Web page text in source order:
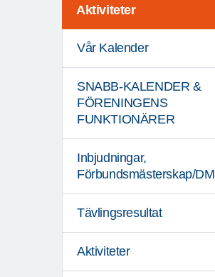
Aktiviteter
Vår Kalender
SNABB-KALENDER &
FÖRENINGENS
FUNKTIONÄRER
Inbjudningar,
Förbundsmästerskap/DM
Tävlingsresultat
Aktiviteter